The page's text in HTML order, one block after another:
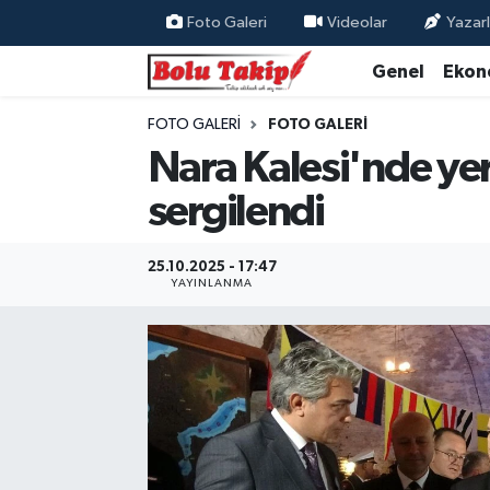
Foto Galeri Videolar
Genel
FOTO GALERI FOTO GALERI
Nara Kalesi'nde
sergilendi
25.10.2025 - 17:47
YAYINLANMA